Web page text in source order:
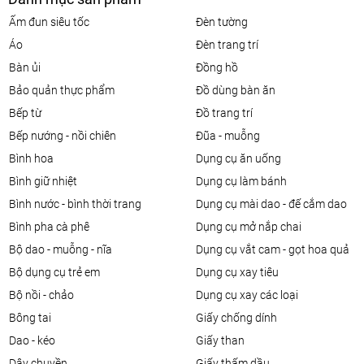
ấm đun siêu tốc
áo
bàn ủi
bảo quản thực phẩm
bếp từ
bếp nướng - nồi chiên
bình hoa
bình giữ nhiệt
bình nước - bình thời trang
bình pha cà phê
bộ dao - muỗng - nĩa
bộ dụng cụ trẻ em
bộ nồi - chảo
bông tai
dao - kéo
đèn tường
đèn trang trí
đồng hồ
đồ dùng bàn ăn
đồ trang trí
đũa - muỗng
dụng cụ ăn uống
dụng cụ làm bánh
dụng cụ mài dao - đế cắm dao
dụng cụ mở nắp chai
dụng cụ vắt cam - gọt hoa quả
dụng cụ xay tiêu
dụng cụ xay các loại
giấy chống dính
giấy than